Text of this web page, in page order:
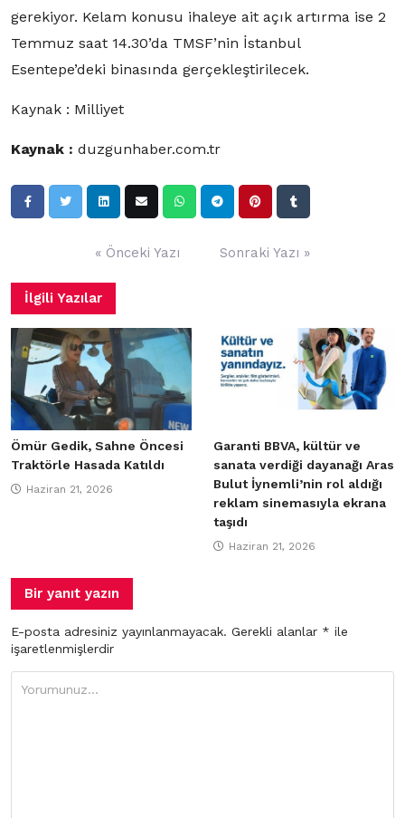
gerekiyor. Kelam konusu ihaleye ait açık artırma ise 2
Temmuz saat 14.30’da TMSF’nin İstanbul
Esentepe’deki binasında gerçekleştirilecek.
Kaynak : Milliyet
Kaynak : duzgunhaber.com.tr
« Önceki Yazı Sonraki Yazı »
İlgili Yazılar
Ömür Gedik, Sahne Öncesi
Traktörle Hasada Katıldı
Haziran 21, 2026
Garanti BBVA, kültür ve
sanata verdiği dayanağı Aras
Bulut İynemli’nin rol aldığı
reklam sinemasıyla ekrana
taşıdı
Haziran 21, 2026
Bir yanıt yazın
E-posta adresiniz yayınlanmayacak. Gerekli alanlar * ile
işaretlenmişlerdir